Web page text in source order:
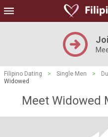
Filipino Dating > Single Men >
Widowed
Meet Widowed